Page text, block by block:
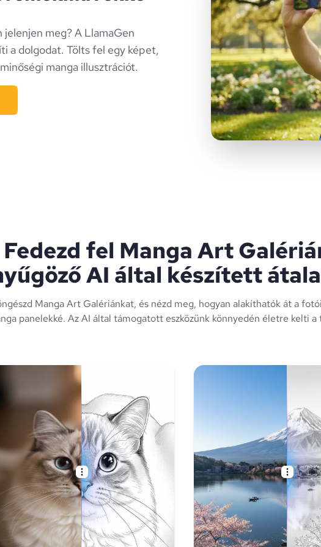
meg? A LlamaGen
a dolgodat. Tölts fel egy képet,
manga illusztrációt.
Fedezd fel Manga Art
AI által készített
Manga Art Galériánkat, és nézd meg, hogyan alakíthatók át a
panelekké. Az AI által támogatott eszközünk könnyedén életre kelti